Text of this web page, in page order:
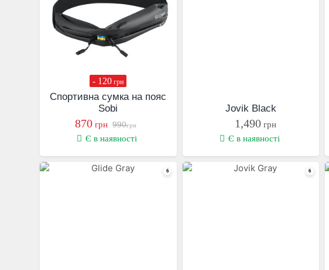
Спортивна сумка на пояс
Sobi
870 грн 990грн
- 120 грн
Є в наявності
Jovik Black
1,490грн
Є в наявності